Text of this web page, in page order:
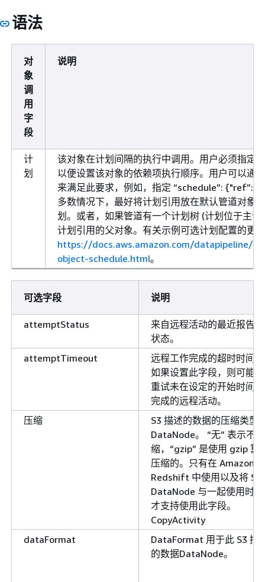
语法
对
象
调
用
字
段
说明
计
划
该对象在计划间隔的执行中调用。用户必须指定
以便设置该对象的依赖项执行顺序。用户可以通
来满足此要求，例如，指定 “schedule”: {"ref”:
多数情况下，最好将计划引用放在默认管道对象
划。或者，如果管道有一个计划树 (计划位于主
计划引用的父对象。有关示例可选计划配置的更
https://docs.aws.amazon.com/datapipeline/
object-schedule.html。
可选字段 说明
attemptStatus
来自远程活动的最近报告的
状态。
attemptTimeout
远程工作完成的超时时间。
如果设置此字段，则可能会
重试未在设定的开始时间内
完成的远程活动。
压缩
S3 描述的数据的压缩类型
DataNode。 “无” 表示不压
缩，“gzip” 是使用 gzip 算
压缩的。只有在 Amazon
Redshift 中使用以及将 S3
DataNode 与一起使用时，
才支持使用此字段。
CopyActivity
dataFormat
DataFormat 用于此 S3 描
的数据DataNode。